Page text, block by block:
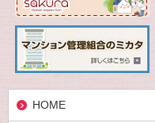
HOME